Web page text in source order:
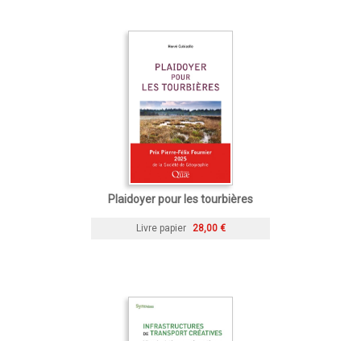
Plaidoyer pour les tourbières
Livre papier 28,00 €